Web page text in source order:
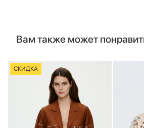
Вам также может
СКИДКА